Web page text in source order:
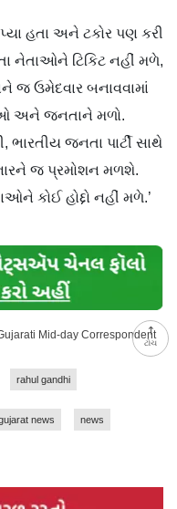
ટોચ
હતા અને ટકોર પણ કરી
નેતાઓને ટિકિટ નહીં મળે,
જ ઉમેદવાર બનાવવામાં
અને જનતાને મળો.
જનતા પાર્ટી સાથે
જ પ્રમોશન મળશે.
કોઈ હોદ્દો નહીં મળે.’
Mid-day Correspondent
rahul gandhi
news news